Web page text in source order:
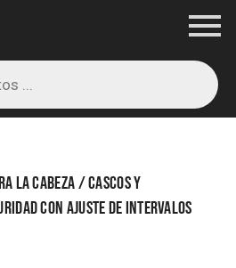
la cabeza/Cascos y
con ajuste de intervalos